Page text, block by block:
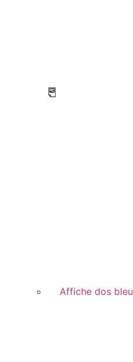
Affiche dos bleu